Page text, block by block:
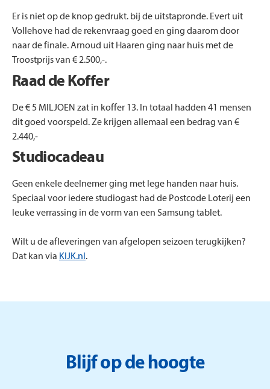
Er is niet op de knop gedrukt. bij de uitstapronde. Evert uit
Vollehove had de rekenvraag goed en ging daarom door
naar de finale. Arnoud uit Haaren ging naar huis met de
Troostprijs van € 2.500,-.
Raad de Koffer
De € 5 MILJOEN zat in koffer 13. In totaal hadden 41 mensen
dit goed voorspeld. Ze krijgen allemaal een bedrag van €
2.440,-
Studiocadeau
Geen enkele deelnemer ging met lege handen naar huis.
Speciaal voor iedere studiogast had de Postcode Loterij een
leuke verrassing in de vorm van een Samsung tablet.
Wilt u de afleveringen van afgelopen seizoen terugkijken?
Dat kan via KIJK.nl .
Blijf op de hoogte